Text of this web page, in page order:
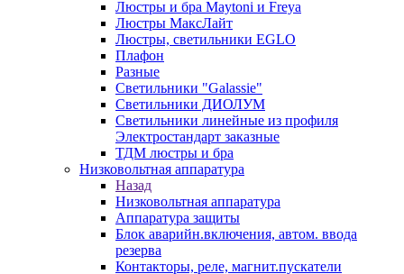
Люстры и бра Maytoni и Freya
Люстры МаксЛайт
Люстры, светильники EGLO
Плафон
Разные
Светильники "Galassie"
Светильники ДИОЛУМ
Светильники линейные из профиля
Электростандарт заказные
ТДМ люстры и бра
Низковольтная аппаратура
Назад
Низковольтная аппаратура
Аппаратура защиты
Блок аварийн.включения, автом. ввода
резерва
Контакторы, реле, магнит.пускатели